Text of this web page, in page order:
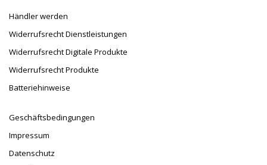
Händler werden
Widerrufsrecht Dienstleistungen
Widerrufsrecht Digitale Produkte
Widerrufsrecht Produkte
Batteriehinweise
Geschäftsbedingungen
Impressum
Datenschutz